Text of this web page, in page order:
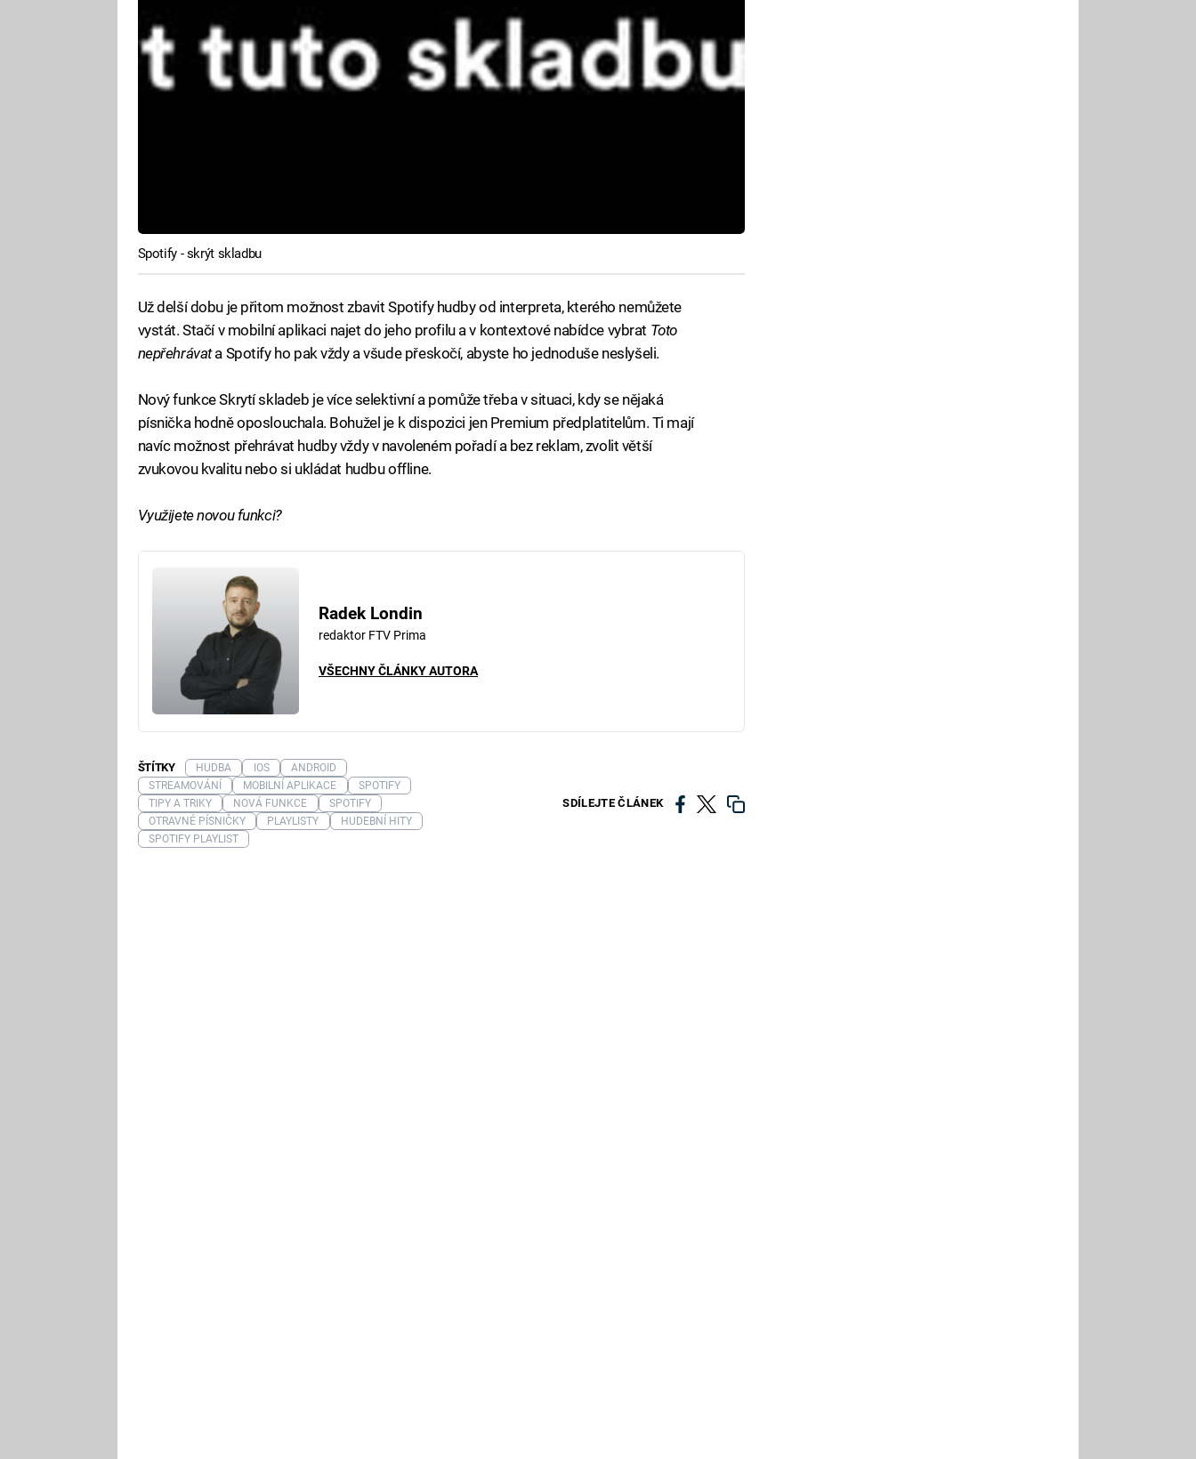
Spotify - skrýt skladbu
Už delší dobu je přitom možnost zbavit Spotify hudby od interpreta, kterého nemůžete
vystát. Stačí v mobilní aplikaci najet do jeho profilu a v kontextové nabídce vybrat Toto
nepřehrávata Spotify ho pak vždy a všude přeskočí, abyste ho jednoduše neslyšeli.
Nový funkce Skrytí skladeb je více selektivní a pomůže třeba v situaci, kdy se nějaká
písnička hodně oposlouchala. Bohužel je k dispozici jen Premium předplatitelům. Ti mají
navíc možnost přehrávat hudby vždy v navoleném pořadí a bez reklam, zvolit větší
zvukovou kvalitu nebo si ukládat hudbu offline.
Využijete novou funkci?
Radek Londin
redaktor FTV Prima
VŠECHNY ČLÁNKY AUTORA
SDÍLEJTE ČLÁNEK
ŠTÍTKY HUDBA IOS
ANDROID
STREAMOVÁNÍ
MOBILNÍ APLIKACE
SPOTIFY
TIPY A TRIKY
NOVÁ FUNKCE
SPOTIFY
OTRAVNÉ PÍSNIČKY
PLAYLISTY
HUDEBNÍ HITY
SPOTIFY PLAYLIST